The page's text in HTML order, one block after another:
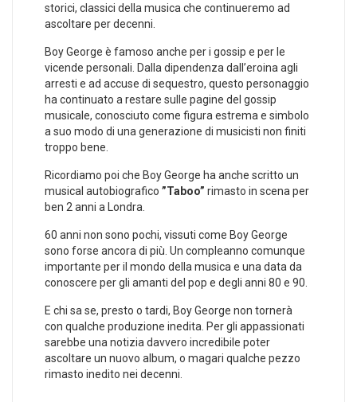
storici, classici della musica che continueremo ad
ascoltare per decenni.
Boy George è famoso anche per i gossip e per le
vicende personali. Dalla dipendenza dall’eroina agli
arresti e ad accuse di sequestro, questo personaggio
ha continuato a restare sulle pagine del gossip
musicale, conosciuto come figura estrema e simbolo
a suo modo di una generazione di musicisti non finiti
troppo bene.
Ricordiamo poi che Boy George ha anche scritto un
musical autobiografico ”Taboo” rimasto in scena per
ben 2 anni a Londra.
60 anni non sono pochi, vissuti come Boy George
sono forse ancora di più. Un compleanno comunque
importante per il mondo della musica e una data da
conoscere per gli amanti del pop e degli anni 80 e 90.
E chi sa se, presto o tardi, Boy George non tornerà
con qualche produzione inedita. Per gli appassionati
sarebbe una notizia davvero incredibile poter
ascoltare un nuovo album, o magari qualche pezzo
rimasto inedito nei decenni.